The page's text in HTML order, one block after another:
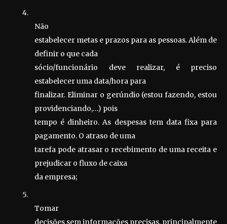
4.
Não
estabelecer metas e prazos para as pessoas. Além de
definir o que cada
sócio/funcionário deve realizar, é preciso
estabelecer uma data/hora para
finalizar. Eliminar o gerúndio (estou fazendo, estou
providenciando,…) pois
tempo é dinheiro. As despesas tem data fixa para
pagamento. O atraso de uma
tarefa pode atrasar o recebimento de uma receita e
prejudicar o fluxo de caixa
da empresa;
5.
Tomar
decisões sem informações precisas, principalmente